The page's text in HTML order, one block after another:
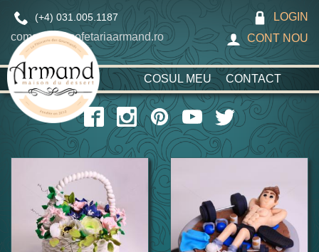
(+4) 031.005.1187
comanda@cofetariaarmand.ro
LOGIN
CONT NOU
COSUL MEU CONTACT